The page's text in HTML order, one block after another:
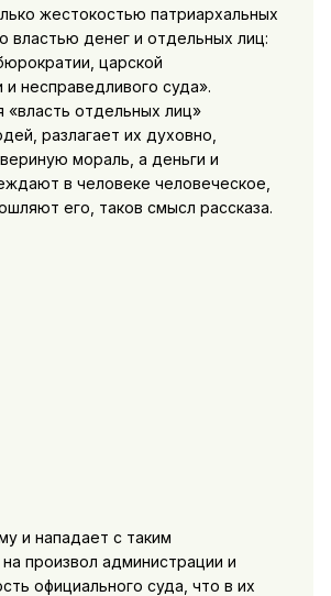
жестокостью патриархальных
властью денег и отдельных лиц:
царской
несправедливого суда».
«власть отдельных лиц»
разлагает их духовно,
мораль, а деньги и
в человеке человеческое,
его, таков смысл рассказа.
и нападает с таким
произвол администрации и
официального суда, что в их